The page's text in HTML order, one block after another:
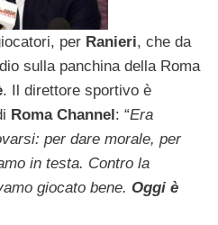
per Ranieri, che da
sulla panchina della Roma
. Il direttore sportivo è
Roma Channel : “Era
per dare morale, per
in testa. Contro la
giocato bene. Oggi è